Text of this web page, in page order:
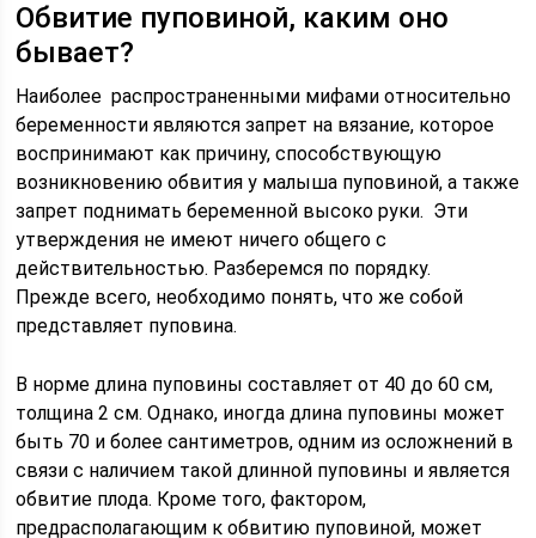
Обвитие пуповиной, каким оно
бывает?
Наиболее распространенными мифами относительно
беременности являются запрет на вязание, которое
воспринимают как причину, способствующую
возникновению обвития у малыша пуповиной, а также
запрет поднимать беременной высоко руки. Эти
утверждения не имеют ничего общего с
действительностью. Разберемся по порядку.
Прежде всего, необходимо понять, что же собой
представляет пуповина.
В норме длина пуповины составляет от 40 до 60 см,
толщина 2 см. Однако, иногда длина пуповины может
быть 70 и более сантиметров, одним из осложнений в
связи с наличием такой длинной пуповины и является
обвитие плода. Кроме того, фактором,
предрасполагающим к обвитию пуповиной, может